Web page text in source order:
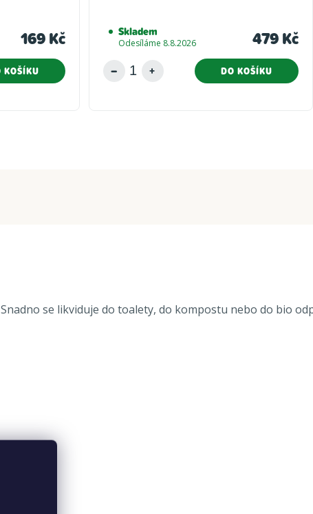
169 Kč
KOŠÍKU
Skladem
Odesíláme 8.8.2026 479 Kč
DO KOŠÍKU
se likviduje do toalety, do kompostu nebo do bio